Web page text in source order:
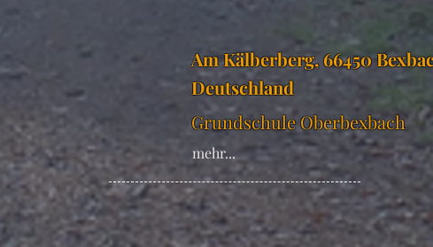
Am Kälberberg, 66450
Deutschland
Grundschule Oberbexbach
mehr...